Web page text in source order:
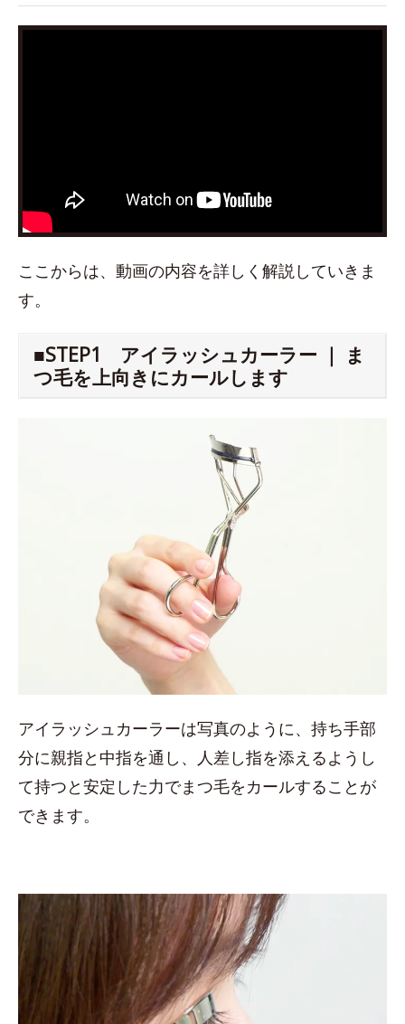
ここからは、動画の内容を詳しく解説していきま
す。
■STEP1 アイラッシュカーラー ｜ ま
つ毛を上向きにカールします
アイラッシュカーラーは写真のように、持ち手部
分に親指と中指を通し、人差し指を添えるようし
て持つと安定した力でまつ毛をカールすることが
できます。